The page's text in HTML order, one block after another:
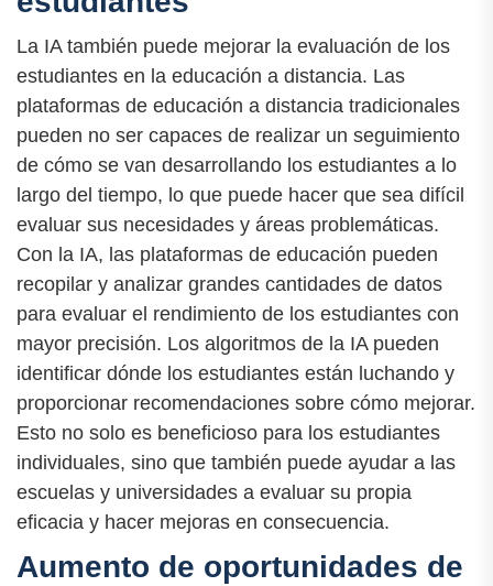
La IA también puede mejorar la evaluación de los
estudiantes en la educación a distancia. Las
plataformas de educación a distancia tradicionales
pueden no ser capaces de realizar un seguimiento
de cómo se van desarrollando los estudiantes a lo
largo del tiempo, lo que puede hacer que sea difícil
evaluar sus necesidades y áreas problemáticas.
Con la IA, las plataformas de educación pueden
recopilar y analizar grandes cantidades de datos
para evaluar el rendimiento de los estudiantes con
mayor precisión. Los algoritmos de la IA pueden
identificar dónde los estudiantes están luchando y
proporcionar recomendaciones sobre cómo mejorar.
Esto no solo es beneficioso para los estudiantes
individuales, sino que también puede ayudar a las
escuelas y universidades a evaluar su propia
eficacia y hacer mejoras en consecuencia.
Aumento de oportunidades de